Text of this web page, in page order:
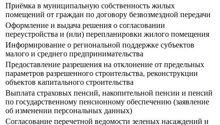
Приёмка в муниципальную собственность жилых
помещений от граждан по договору безвозмездной передачи
Оформление и выдача решения о согласовании
переустройства и (или) перепланировки жилого помещения
Информирование о региональной поддержке субъектов
малого и среднего предпринимательства
Предоставление разрешения на отклонение от предельных
параметров разрешенного строительства, реконструкции
объектов капитального строительства
Выплата страховых пенсий, накопительной пенсии и пенсий
по государственному пенсионному обеспечению (заявление
об изменении персональных данных)
Согласование перечетной ведомости зеленых насаждений и